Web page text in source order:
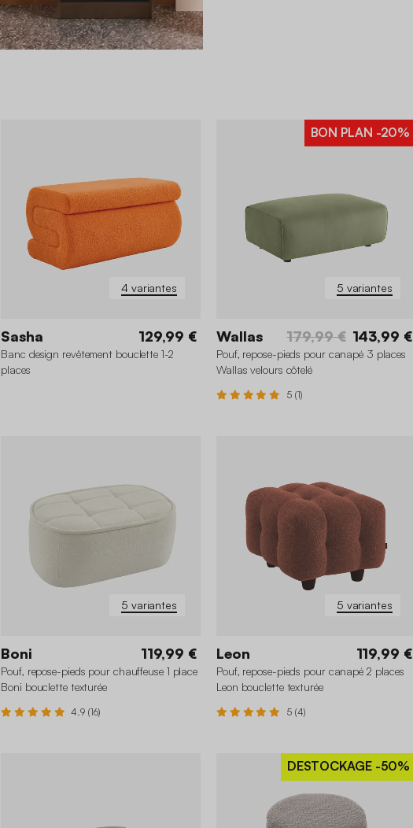
4 variantes
Sasha 129,99 €
Banc design revêtement bouclette 1-2
places
5 variantes
BON PLAN -20%
Wallas 179,99 € 143,99 €
Pouf, repose-pieds pour canapé 3 places
Wallas velours côtelé
5 (1)
5 variantes
Boni 119,99 €
Pouf, repose-pieds pour chauffeuse 1 place
Boni bouclette texturée
4.9 (16)
5 variantes
Leon 119,99 €
Pouf, repose-pieds pour canapé 2 places
Leon bouclette texturée
5 (4)
DESTOCKAGE-50%